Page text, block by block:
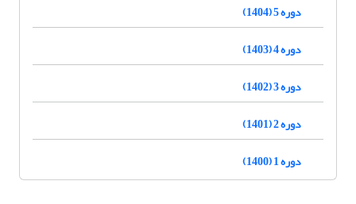
دوره 5 (1404)
دوره 4 (1403)
دوره 3 (1402)
دوره 2 (1401)
دوره 1 (1400)